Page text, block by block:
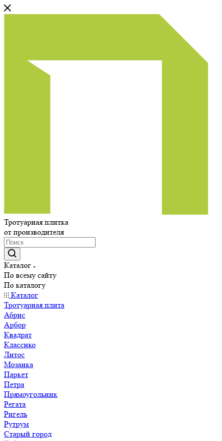
Тротуарная плитка
от производителя
Каталог
По всему сайту
По каталогу
Каталог
Тротуарная плита
Абрис
Арбор
Квадрат
Классико
Литос
Мозаика
Паркет
Петра
Прямоугольник
Регата
Ригель
Рутрум
Старый город